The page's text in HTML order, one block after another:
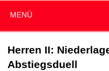
MENÜ
Herren II:
Abstiegsduell